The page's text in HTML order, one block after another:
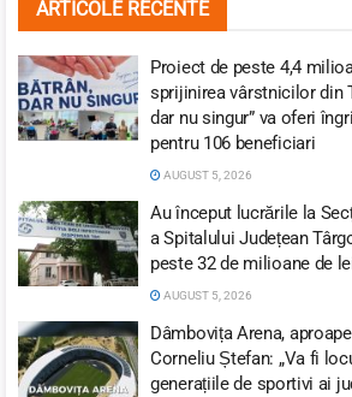
ARTICOLE RECENTE
Proiect de peste 4,4
sprijinirea vârstnicilor din
dar nu singur” va oferi
pentru 106 beneficiari
AUGUST 5, 2026
Au început lucrările la
a Spitalului Județean
peste 32 de milioane de
AUGUST 5, 2026
Dâmbovița Arena,
Corneliu Ștefan: „Va fi
generațiile de sportivi ai